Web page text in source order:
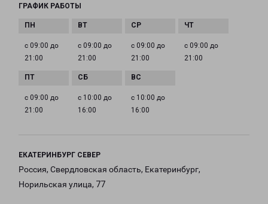
ГРАФИК РАБОТЫ
с 09:00 до
21:00
с 09:00 до
21:00
с 09:00 до
21:00
с 09:00 до
21:00
с 09:00 до
21:00
с 10:00 до
16:00
с 10:00 до
16:00
ЕКАТЕРИНБУРГ СЕВЕР
Россия, Свердловская область, Екатеринбург,
Норильская улица, 77